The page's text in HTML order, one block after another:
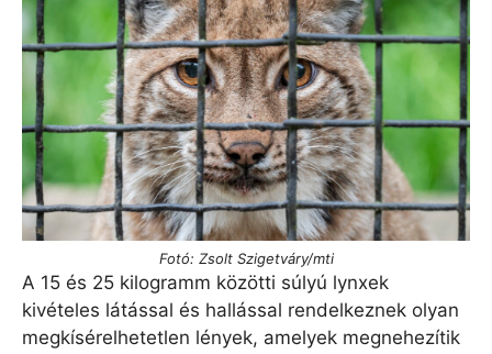
Fotó: Zsolt Szigetváry/mti
A 15 és 25 kilogramm közötti súlyú lynxek
kivételes látással és hallással rendelkeznek olyan
megkísérelhetetlen lények, amelyek megnehezítik